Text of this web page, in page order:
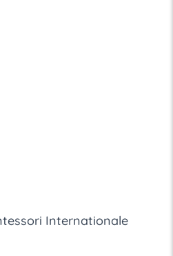
Internationale